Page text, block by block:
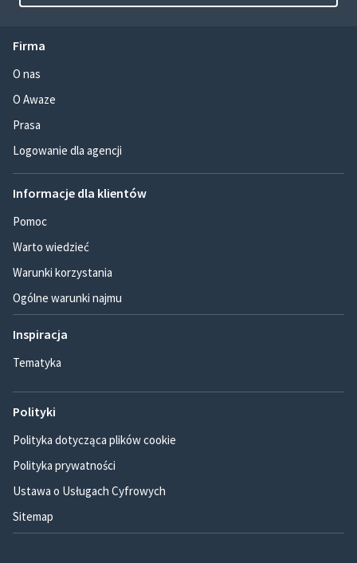
Firma
O nas
O Awaze
Prasa
Logowanie dla agencji
Informacje dla klientów
Pomoc
Warto wiedzieć
Warunki korzystania
Ogólne warunki najmu
Inspiracja
Tematyka
Polityki
Polityka dotycząca plików cookie
Polityka prywatności
Ustawa o Usługach Cyfrowych
Sitemap